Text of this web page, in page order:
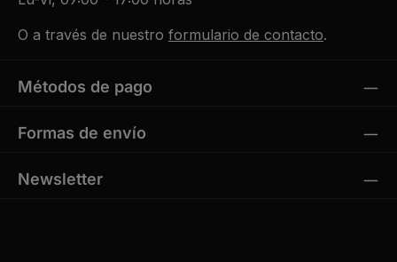
O a través de nuestro formulario de contacto.
Métodos de pago
Formas de envío
Newsletter